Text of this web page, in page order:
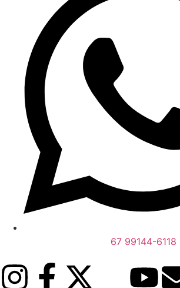
67 99144-6118